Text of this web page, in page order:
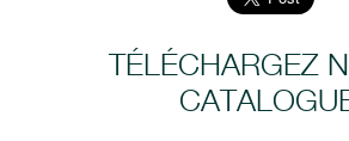
TÉLÉCHARGEZ